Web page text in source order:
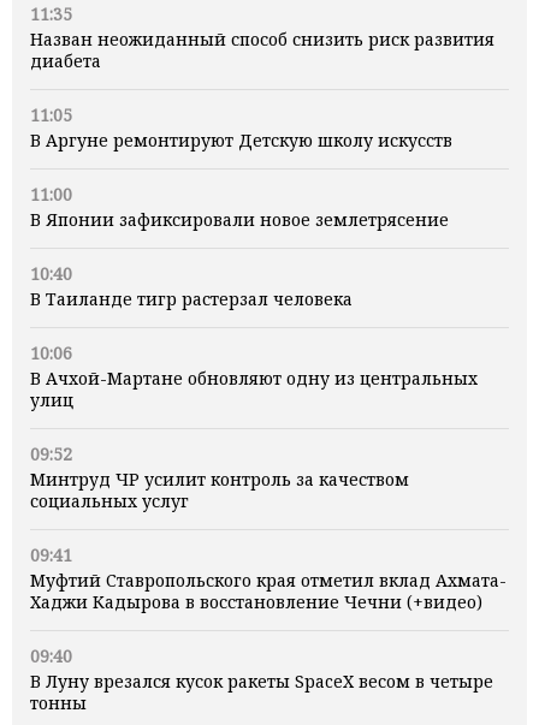
11:35
Назван неожиданный способ снизить риск развития
диабета
11:05
В Аргуне ремонтируют Детскую школу искусств
11:00
В Японии зафиксировали новое землетрясение
10:40
В Таиланде тигр растерзал человека
10:06
В Ачхой-Мартане обновляют одну из центральных
улиц
09:52
Минтруд ЧР усилит контроль за качеством
социальных услуг
09:41
Муфтий Ставропольского края отметил вклад Ахмата-
Хаджи Кадырова в восстановление Чечни (+видео)
09:40
В Луну врезался кусок ракеты SpaceX весом в четыре
тонны